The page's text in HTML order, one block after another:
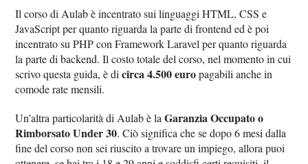
Il corso di Aulab è incentrato sui linguaggi HTML, CSS e
JavaScript per quanto riguarda la parte di frontend ed è poi
incentrato su PHP con Framework Laravel per quanto riguarda
la parte di backend. Il costo totale del corso, nel momento in cui
scrivo questa guida, è dicirca 4.500 europagabili anche in
comode rate mensili.
Un'altra particolarità di Aulab è laGaranzia Occupato o
Rimborsato Under 30. Ciò significa che se dopo 6 mesi dalla
fine del corso non sei riuscito a trovare un impiego, allora puoi